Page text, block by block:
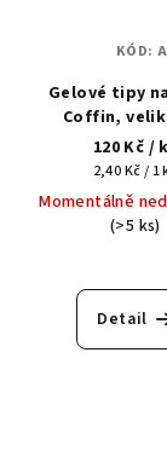
Gelové tipy
Coffin,
120 Kč /
Měrná
cena:
2,40 Kč / 1
Momentálně
(>5 ks)
Detail
KÓD: